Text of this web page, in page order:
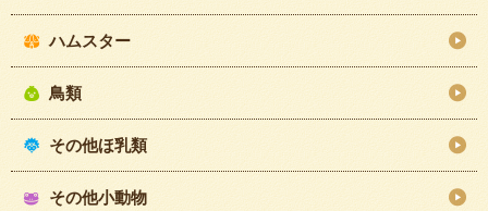
ハムスター
鳥類
その他ほ乳類
その他小動物